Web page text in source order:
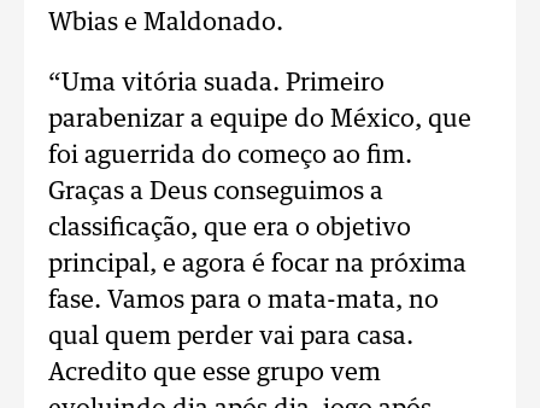
Wbias e Maldonado.
“Uma vitória suada. Primeiro
parabenizar a equipe do México, que
foi aguerrida do começo ao fim.
Graças a Deus conseguimos a
classificação, que era o objetivo
principal, e agora é focar na próxima
fase. Vamos para o mata-mata, no
qual quem perder vai para casa.
Acredito que esse grupo vem